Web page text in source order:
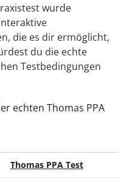
wurde
die es dir ermöglicht,
du die echte
Testbedingungen
echten Thomas PPA
Thomas PPA Test